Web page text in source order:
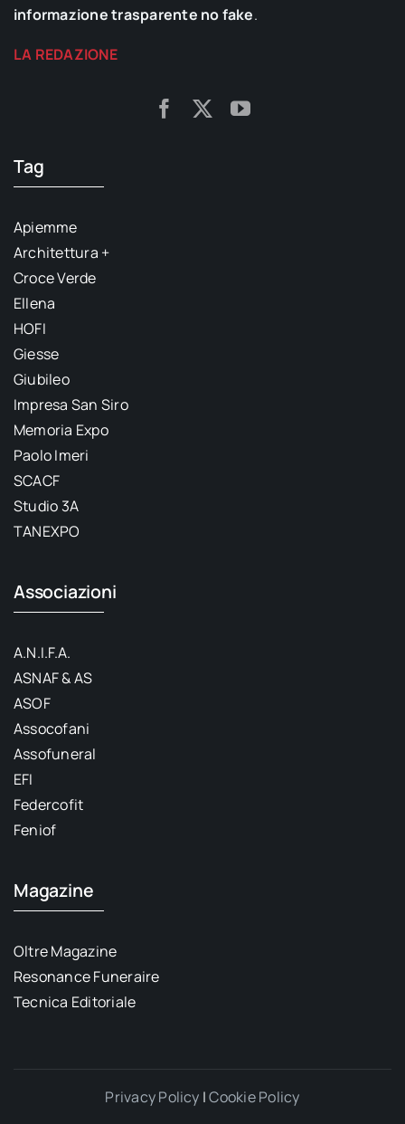
informazione trasparente no fake.
LA REDAZIONE
Tag
Apiemme
Architettura +
Croce Verde
Ellena
HOFI
Giesse
Giubileo
Impresa San Siro
Memoria Expo
Paolo Imeri
SCACF
Studio 3A
TANEXPO
Associazioni
A.N.I.F.A.
ASNAF & AS
ASOF
Assocofani
Assofuneral
EFI
Federcofit
Feniof
Magazine
Oltre Magazine
Resonance Funeraire
Tecnica Editoriale
Privacy Policy |Cookie Policy